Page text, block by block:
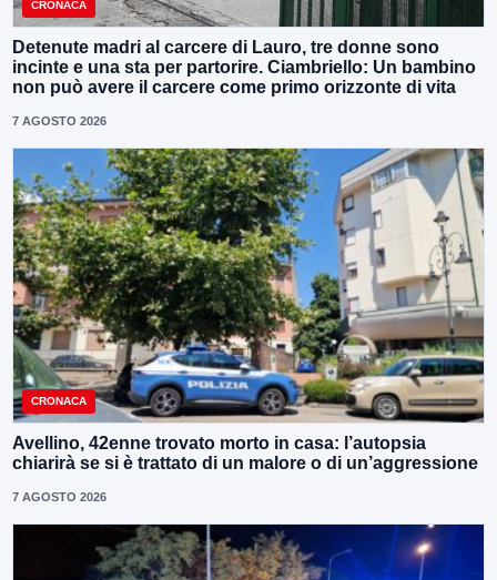
CRONACA
Detenute madri al carcere di Lauro, tre donne sono
incinte e una sta per partorire. Ciambriello: Un bambino
non può avere il carcere come primo orizzonte di vita
7 AGOSTO 2026
CRONACA
Avellino, 42enne trovato morto in casa: l’autopsia
chiarirà se si è trattato di un malore o di un’aggressione
7 AGOSTO 2026